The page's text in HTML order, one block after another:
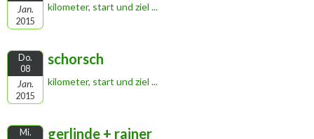
Jan.
2015
kilometer, start und ziel ...
Do.
08
Jan.
2015
schorsch
kilometer, start und ziel ...
Mi.
gerlinde + rainer